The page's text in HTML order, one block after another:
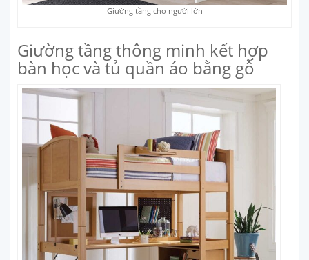
Giường tầng cho người lớn
Giường tầng thông minh kết hợp
bàn học và tủ quần áo bằng gỗ